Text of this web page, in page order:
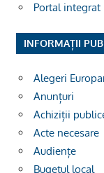
Portal integrat
INFORMAȚII
Alegeri
Anunțuri
Achiziții
Acte necesare
Audiențe
Bugetul local